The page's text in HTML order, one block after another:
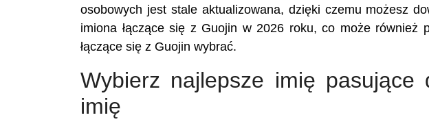
osobowych jest stale aktualizowana, dzięki czemu możesz
imiona łączące się z Guojin w 2026 roku, co może również
łączące się z Guojin wybrać.
Wybierz najlepsze imię
imię